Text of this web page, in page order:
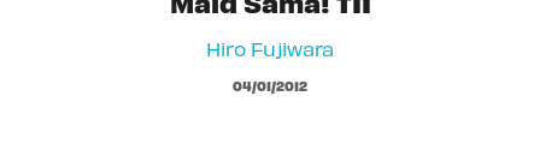
Hiro Fujiwara
04/01/2012